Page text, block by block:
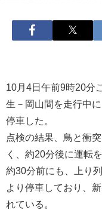
10月4日午前9時20分
生－岡山間を走行中
停車した。
点検の結果、鳥と衝
く、約20分後に運転
約30分前にも、上り
より停車しており、
れている。